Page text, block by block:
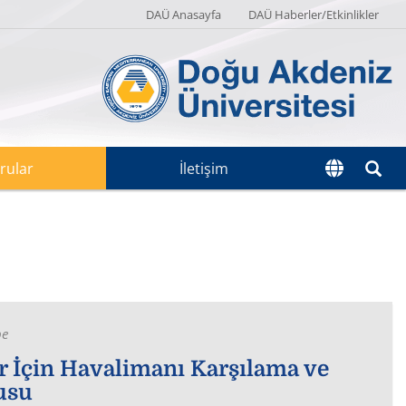
DAÜ Anasayfa DAÜ Haberler/Etkinlikler
İletişim
İçin Havalimanı Karşılama ve